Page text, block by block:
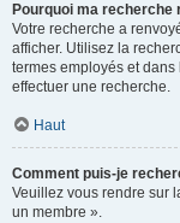
Pourquoi ma recherche
Votre recherche a
afficher. Utilisez la
termes employés et
effectuer une recherche.
Haut
Comment puis-je
Veuillez vous rendre sur
un membre ».